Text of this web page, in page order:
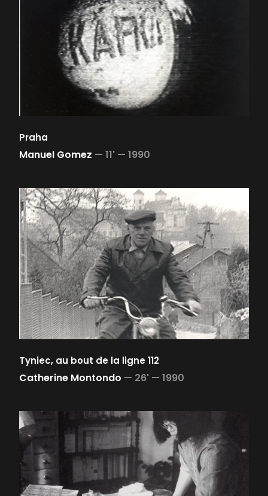
Praha
Manuel Gomez — 11' — 1990
Tyniec, au bout de la ligne 112
Catherine Montondo — 26' — 1990